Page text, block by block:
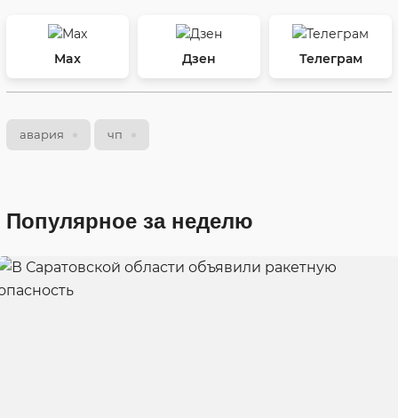
Max Дзен Телеграм
авария чп
Популярное за неделю